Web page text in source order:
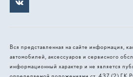
Вся представленная на сайте информация,
автомобилей, аксессуаров и сервисного
информационный характер и не является